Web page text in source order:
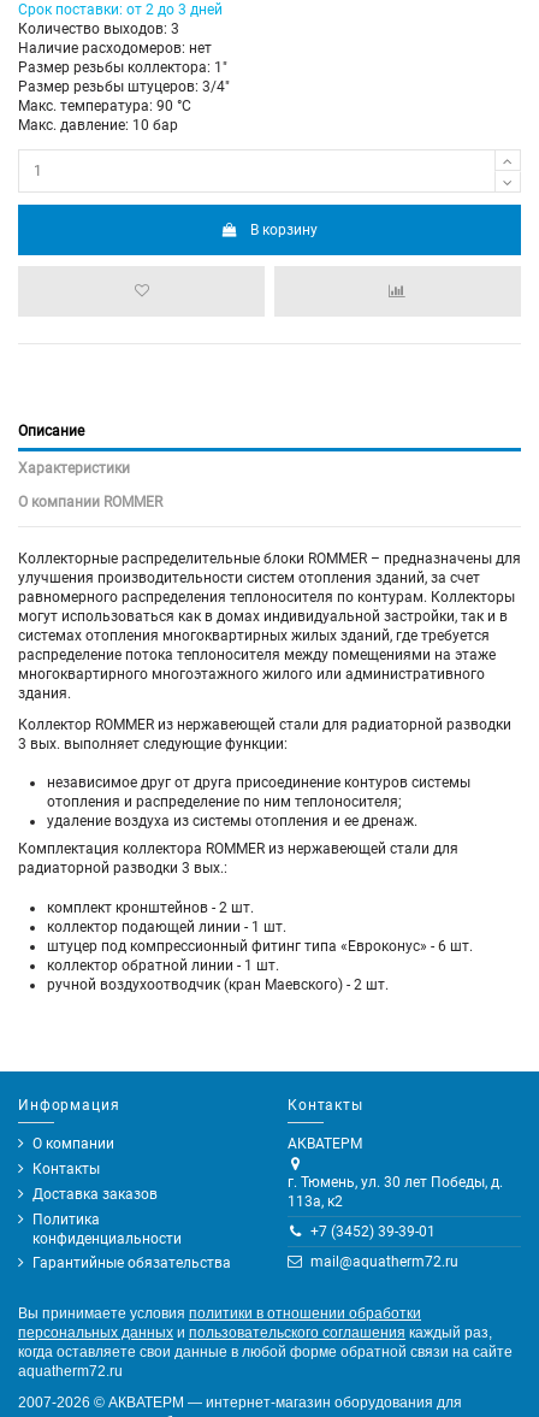
Срок поставки: от 2 до 3 дней
Количество выходов: 3
Наличие расходомеров: нет
Размер резьбы коллектора: 1"
Размер резьбы штуцеров: 3/4"
Макс. температура: 90 °С
Макс. давление: 10 бар
В корзину
Описание
Характеристики
О компании ROMMER
Коллекторные распределительные блоки ROMMER – предназначены для
улучшения производительности систем отопления зданий, за счет
равномерного распределения теплоносителя по контурам. Коллекторы
могут использоваться как в домах индивидуальной застройки, так и в
системах отопления многоквартирных жилых зданий, где требуется
распределение потока теплоносителя между помещениями на этаже
многоквартирного многоэтажного жилого или административного
здания.
Коллектор ROMMER из нержавеющей стали для радиаторной разводки
3 вых. выполняет следующие функции:
независимое друг от друга присоединение контуров системы
отопления и распределение по ним теплоносителя;
удаление воздуха из системы отопления и ее дренаж.
Комплектация коллектора ROMMER из нержавеющей стали для
радиаторной разводки 3 вых.:
комплект кронштейнов - 2 шт.
коллектор подающей линии - 1 шт.
штуцер под компрессионный фитинг типа «Евроконус» - 6 шт.
коллектор обратной линии - 1 шт.
ручной воздухоотводчик (кран Маевского) - 2 шт.
Информация
О компании
Контакты
Доставка заказов
Политика
конфиденциальности
Гарантийные обязательства
Контакты
АКВАТЕРМ
г. Тюмень, ул. 30 лет Победы, д.
113а, к2
+7 (3452) 39-39-01
mail@aquatherm72.ru
Вы принимаете условия политики в отношении обработки
персональных данных и пользовательского соглашения каждый раз,
когда оставляете свои данные в любой форме обратной связи на сайте
aquatherm72.ru
2007-2026 © АКВАТЕРМ — интернет-магазин оборудования для